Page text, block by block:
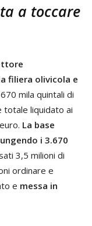
a toccare
filiera olivicola e
mila quintali di
liquidato ai
La base
i 3.670
3,5 milioni di
ordinare e
e messa in